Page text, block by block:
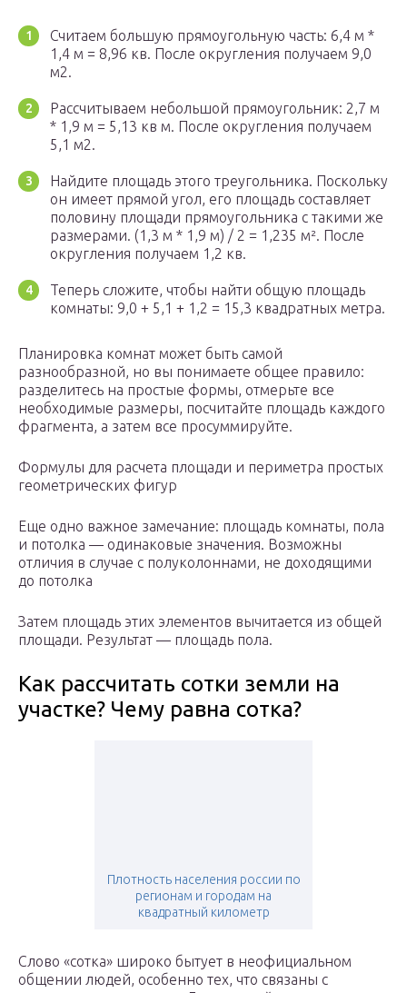
Считаем большую прямоугольную часть: 6,4 м *
1,4 м = 8,96 кв. После округления получаем 9,0
м2.
Рассчитываем небольшой прямоугольник: 2,7 м
* 1,9 м = 5,13 кв м. После округления получаем
5,1 м2.
Найдите площадь этого треугольника. Поскольку
он имеет прямой угол, его площадь составляет
половину площади прямоугольника с такими же
размерами. (1,3 м * 1,9 м) / 2 = 1,235 м². После
округления получаем 1,2 кв.
Теперь сложите, чтобы найти общую площадь
комнаты: 9,0 + 5,1 + 1,2 = 15,3 квадратных метра.
Планировка комнат может быть самой
разнообразной, но вы понимаете общее правило:
разделитесь на простые формы, отмерьте все
необходимые размеры, посчитайте площадь каждого
фрагмента, а затем все просуммируйте.
Формулы для расчета площади и периметра простых
геометрических фигур
Еще одно важное замечание: площадь комнаты, пола
и потолка — одинаковые значения. Возможны
отличия в случае с полуколоннами, не доходящими
до потолка
Затем площадь этих элементов вычитается из общей
площади. Результат — площадь пола.
Как рассчитать сотки земли на
участке? Чему равна сотка?
Плотность населения россии по
регионам и городам на
квадратный километр
Слово «сотка» широко бытует в неофициальном
общении людей, особенно тех, что связаны с